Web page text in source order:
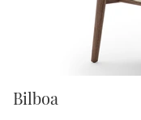
Bilboa